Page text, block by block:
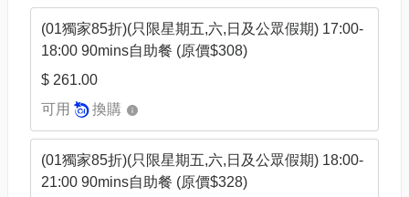
(01獨家85折)(只限星期五,六,日及公眾假期) 17:00-
18:00 90mins自助餐 (原價$308)
$ 261.00
可用
換購
(01獨家85折)(只限星期五,六,日及公眾假期) 18:00-
21:00 90mins自助餐 (原價$328)